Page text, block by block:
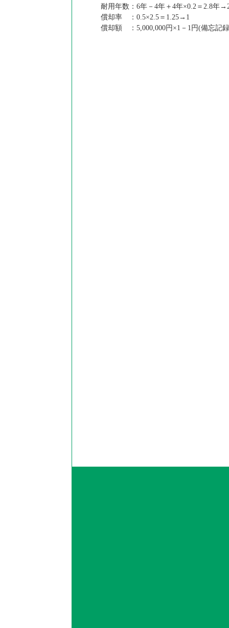
耐用年数：6年－4年＋4年×0.2＝2.8年
償却率 ：0.5×2.5＝1.25→1
償却額 ：5,000,000円×1－1円(備忘記